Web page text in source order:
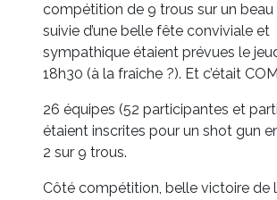
compétition de 9 trous sur un beau
suivie d’une belle fête conviviale et
sympathique étaient prévues le
18h30 (à la fraîche ?). Et c’était
26 équipes (52 participantes et
étaient inscrites pour un shot gun
2 sur 9 trous.
Côté compétition, belle victoire de